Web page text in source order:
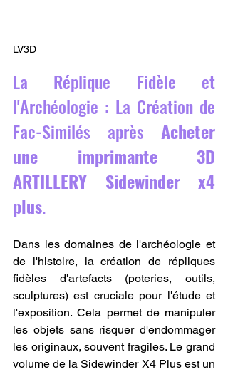
LV3D
La Réplique Fidèle et
l'Archéologie : La Création de
Fac-Similés après Acheter
une imprimante 3D
ARTILLERY Sidewinder x4
plus.
Dans les domaines de l'archéologie et
de l'histoire, la création de répliques
fidèles d'artefacts (poteries, outils,
sculptures) est cruciale pour l'étude et
l'exposition. Cela permet de manipuler
les objets sans risquer d'endommager
les originaux, souvent fragiles. Le grand
volume de la Sidewinder X4 Plus est un